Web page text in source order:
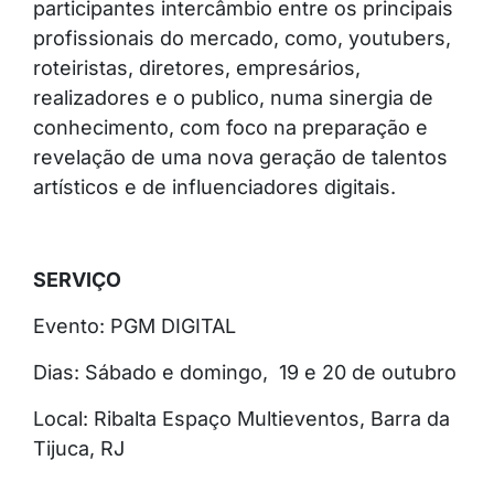
participantes intercâmbio entre os principais
profissionais do mercado, como, youtubers,
roteiristas, diretores, empresários,
realizadores e o publico, numa sinergia de
conhecimento, com foco na preparação e
revelação de uma nova geração de talentos
artísticos e de influenciadores digitais.
SERVIÇO
Evento: PGM DIGITAL
Dias: Sábado e domingo, 19 e 20 de outubro
Local: Ribalta Espaço Multieventos, Barra da
Tijuca, RJ